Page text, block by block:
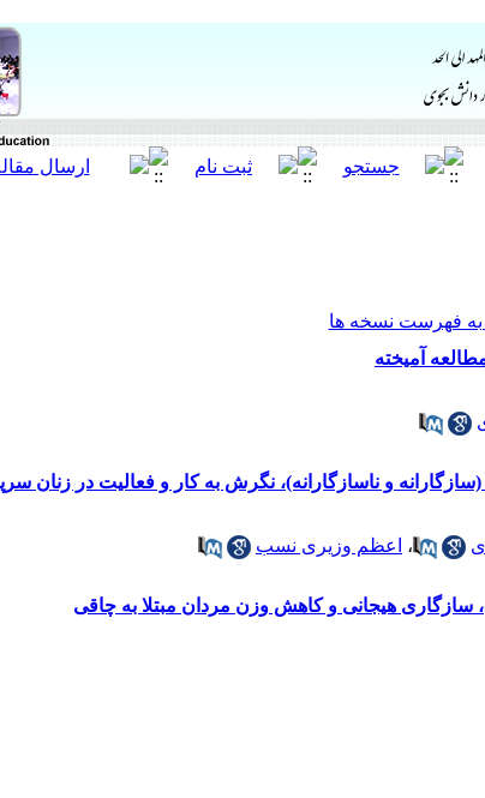
فهرست نسخه ها
آمیخته
و ناسازگارانه)، نگرش به کار و فعالیت در زنان
،
اعظم وزیری نسب
سازگاری هیجانی و کاهش وزن مردان مبتلا به چاقی